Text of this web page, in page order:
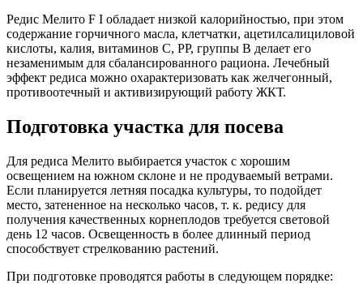
Редис Мелито F I обладает низкой калорийностью, при этом
содержание горчичного масла, клетчатки, ацетилсалициловой
кислоты, калия, витаминов С, РР, группы В делает его
незаменимым для сбалансированного рациона. Лечебный
эффект редиса можно охарактеризовать как желчегонный,
противоотечный и активизирующий работу ЖКТ.
Подготовка участка для посева
Для редиса Мелито выбирается участок с хорошим
освещением на южном склоне и не продуваемый ветрами.
Если планируется летняя посадка культуры, то подойдет
место, затененное на несколько часов, т. к. редису для
получения качественных корнеплодов требуется световой
день 12 часов. Освещенность в более длинный период
способствует стрелкованию растений.
При подготовке проводятся работы в следующем порядке: